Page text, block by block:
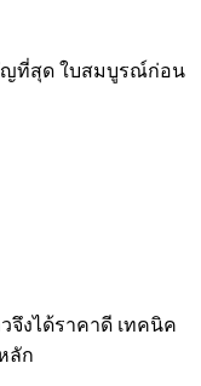
ญที่สุด ใบสมบูรณ์ก่อน
จึงได้ราคาดี เทคนิค
ลัก